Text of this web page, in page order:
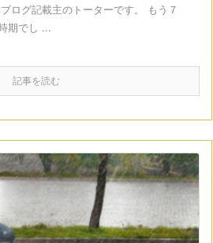
ログ記載主のトーターです。 もう７
期でし ...
記事を読む